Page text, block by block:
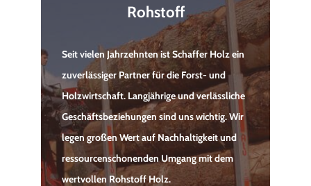
Rohstoff
Seit vielen Jahrzehnten ist Schaffer Holz ein
zuverlässiger Partner für die Forst- und
Holzwirtschaft. Langjährige und verlässliche
Geschäftsbeziehungen sind uns wichtig. Wir
legen großen Wert auf Nachhaltigkeit und
ressourcenschonenden Umgang mit dem
wertvollen Rohstoff Holz.